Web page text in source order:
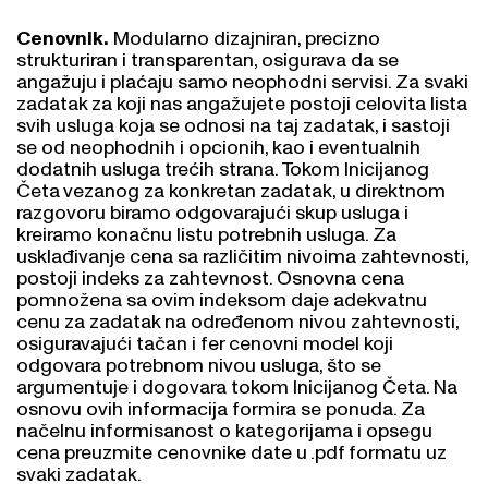
Cenovnik.Modularno dizajniran, precizno
strukturiran i transparentan, osigurava da se
angažuju i plaćaju samo neophodni servisi. Za svaki
zadatak za koji nas angažujete postoji celovita lista
svih usluga koja se odnosi na taj zadatak, i sastoji
se od neophodnih i opcionih, kao i eventualnih
dodatnih usluga trećih strana. Tokom Inicijanog
Četa vezanog za konkretan zadatak, u direktnom
razgovoru biramo odgovarajući skup usluga i
kreiramo konačnu listu potrebnih usluga. Za
usklađivanje cena sa različitim nivoima zahtevnosti,
postoji indeks za zahtevnost. Osnovna cena
pomnožena sa ovim indeksom daje adekvatnu
cenu za zadatak na određenom nivou zahtevnosti,
osiguravajući tačan i fer cenovni model koji
odgovara potrebnom nivou usluga, što se
argumentuje i dogovara tokom Inicijanog Četa. Na
osnovu ovih informacija formira se ponuda. Za
načelnu informisanost o kategorijama i opsegu
cena preuzmite cenovnike date u .pdf formatu uz
svaki zadatak.